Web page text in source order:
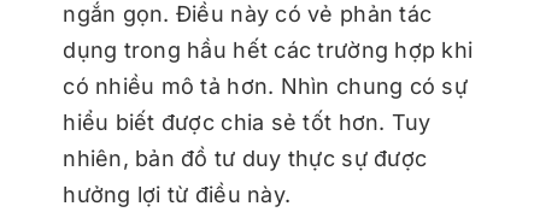
ngắn gọn. Điều này có vẻ phản tác
dụng trong hầu hết các trường hợp khi
có nhiều mô tả hơn. Nhìn chung có sự
hiểu biết được chia sẻ tốt hơn. Tuy
nhiên, bản đồ tư duy thực sự được
hưởng lợi từ điều này.